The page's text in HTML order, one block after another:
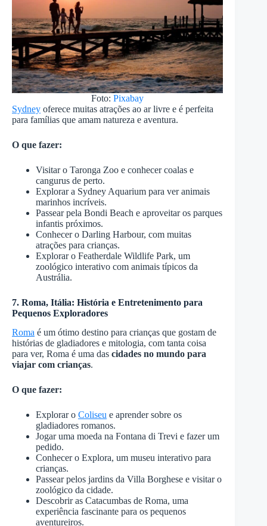
Foto:Pixabay
Sydney oferece muitas atrações ao ar livre e é perfeita
para famílias que amam natureza e aventura.
O que fazer:
Visitar o Taronga Zoo e conhecer coalas e
cangurus de perto.
Explorar a Sydney Aquarium para ver animais
marinhos incríveis.
Passear pela Bondi Beach e aproveitar os parques
infantis próximos.
Conhecer o Darling Harbour, com muitas
atrações para crianças.
Explorar o Featherdale Wildlife Park, um
zoológico interativo com animais típicos da
Austrália.
7. Roma, Itália: História e Entretenimento para
Pequenos Exploradores
Roma é um ótimo destino para crianças que gostam de
histórias de gladiadores e mitologia, com tanta coisa
para ver, Roma é uma das cidades no mundo para
viajar com crianças.
O que fazer:
Explorar o Coliseu e aprender sobre os
gladiadores romanos.
Jogar uma moeda na Fontana di Trevi e fazer um
pedido.
Conhecer o Explora, um museu interativo para
crianças.
Passear pelos jardins da Villa Borghese e visitar o
zoológico da cidade.
Descobrir as Catacumbas de Roma, uma
experiência fascinante para os pequenos
aventureiros.